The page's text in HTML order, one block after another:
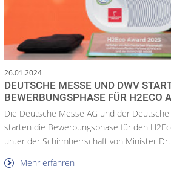
26.01.2024
DEUTSCHE MESSE UND DWV
BEWERBUNGSPHASE FÜR H2ECO
Die Deutsche Messe AG und der
starten die Bewerbungsphase für den
unter der Schirmherrschaft von Minister Dr.
Mehr erfahren